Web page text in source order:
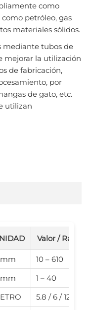
como
como petróleo, gas
materiales sólidos.
mediante tubos de
mejorar la utilización
de fabricación,
por
de gato, etc.
utilizan
Valor / Rango
10 – 610
1 – 40
5.8 / 6 / 12